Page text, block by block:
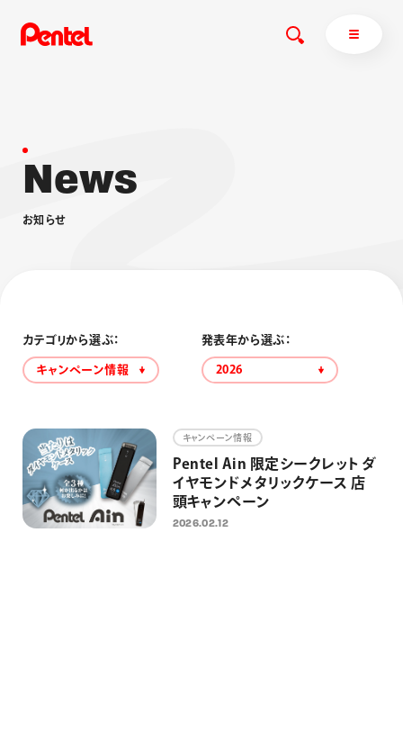
商品を探す
ブラッシュ（筆）
その他
採用情報
運営会社
News
お知 らせ
カテゴリから選ぶ：
キャンペーン情報
発表年から選ぶ：
2026
キャンペーン情報
Pentel Ain 限定シークレット ダ
イヤモンドメタリックケース 店
頭キャンペーン
2026.02.12